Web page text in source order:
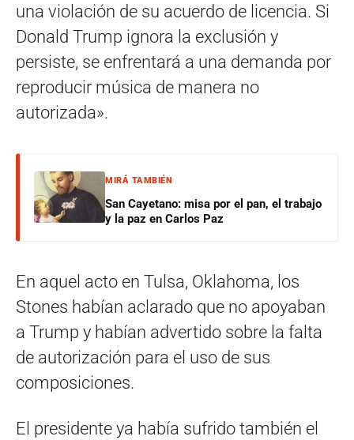
una violación de su acuerdo de licencia. Si
Donald Trump ignora la exclusión y
persiste, se enfrentará a una demanda por
reproducir música de manera no
autorizada».
MIRÁ TAMBIÉN
San Cayetano: misa por el pan, el trabajo
y la paz en Carlos Paz
En aquel acto en Tulsa, Oklahoma, los
Stones habían aclarado que no apoyaban
a Trump y habían advertido sobre la falta
de autorización para el uso de sus
composiciones.
El presidente ya había sufrido también el